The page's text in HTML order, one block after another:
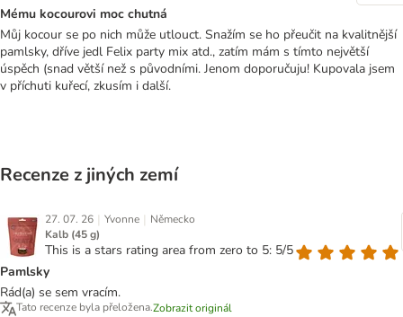
Mému kocourovi moc chutná
Můj kocour se po nich může utlouct. Snažím se ho přeučit na kvalitnější
pamlsky, dříve jedl Felix party mix atd., zatím mám s tímto největší
úspěch (snad větší než s původními. Jenom doporučuju! Kupovala jsem
v příchuti kuřecí, zkusím i další.
Recenze z jiných zemí
27. 07. 26 | Yvonne | Německo
Kalb (45 g)
This is a stars rating area from zero to 5: 5/5
Pamlsky
Rád(a) se sem vracím.
Tato recenze byla přeložena.Zobrazit originál